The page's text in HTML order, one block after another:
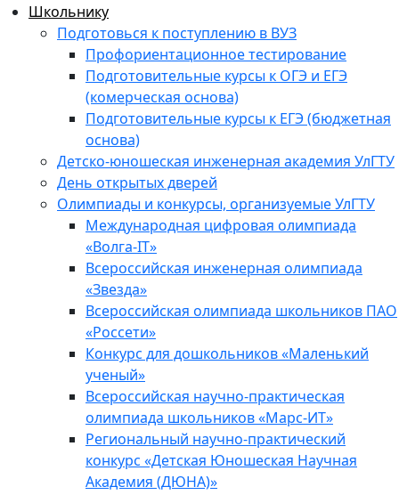
Школьнику
Подготовься к поступлению в ВУЗ
Профориентационное тестирование
Подготовительные курсы к ОГЭ и ЕГЭ
(комерческая основа)
Подготовительные курсы к ЕГЭ (бюджетная
основа)
Детско-юношеская инженерная академия УлГТУ
День открытых дверей
Олимпиады и конкурсы, организуемые УлГТУ
Международная цифровая олимпиада
«Волга-IT»
Всероссийская инженерная олимпиада
«Звезда»
Всероссийская олимпиада школьников ПАО
«Россети»
Конкурс для дошкольников «Маленький
ученый»
Всероссийская научно-практическая
олимпиада школьников «Марс-ИТ»
Региональный научно-практический
конкурс «Детская Юношеская Научная
Академия (ДЮНА)»